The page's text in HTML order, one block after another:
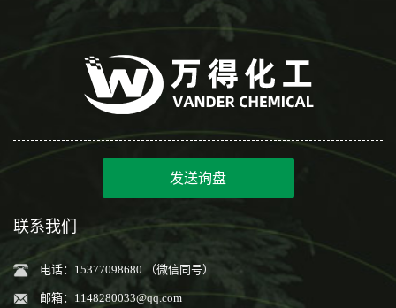
发送询盘
联系我们
电话：15377098680 （微信同号）
邮箱： 1148280033@qq.com